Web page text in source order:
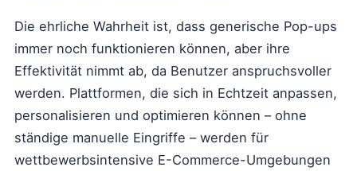
Die ehrliche Wahrheit ist, dass generische Pop-ups
immer noch funktionieren können, aber ihre
Effektivität nimmt ab, da Benutzer anspruchsvoller
werden. Plattformen, die sich in Echtzeit anpassen,
personalisieren und optimieren können – ohne
ständige manuelle Eingriffe – werden für
wettbewerbsintensive E-Commerce-Umgebungen